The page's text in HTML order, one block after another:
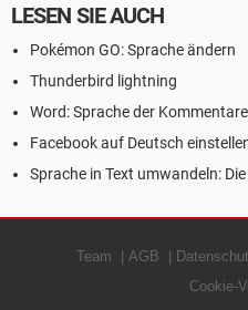
LESEN SIE AUCH
Pokémon GO: Sprache ändern
Thunderbird lightning
Word: Sprache der
Facebook auf Deutsch
Sprache in Text umwandeln:
Team AGB
Cookie-